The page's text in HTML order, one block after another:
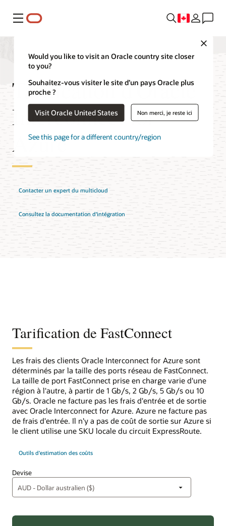
Menu
Would you like to visit an Oracle country site closer
to you?
Souhaitez-vous visiter le site d’un pays Oracle plus
proche ?
Visit Oracle United States Non merci, je reste ici
See this page for a different country/region
Tarification d'Oracle
Interconnect for
Azure
Contacter un expert du multicloud
Consultez la documentation d'intégration
Tarification de FastConnect
Les frais des clients Oracle Interconnect for Azure sont
déterminés par la taille des ports réseau de FastConnect.
La taille de port FastConnect prise en charge varie d'une
région à l'autre, à partir de 1 Gb/s, 2 Gb/s, 5 Gb/s ou 10
Gb/s. Oracle ne facture pas les frais d'entrée et de sortie
avec Oracle Interconnect for Azure. Azure ne facture pas
de frais d'entrée. Il n'y a pas de coût de sortie sur Azure si
le client utilise une SKU locale du circuit ExpressRoute.
Devise
Outils d'estimation des coûts